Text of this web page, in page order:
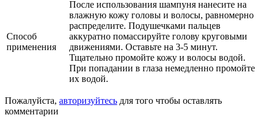
Способ
применения
После использования шампуня нанесите на
влажную кожу головы и волосы, равномерно
распределите. Подушечками пальцев
аккуратно помассируйте голову круговыми
движениями. Оставьте на 3-5 минут.
Тщательно промойте кожу и волосы водой.
При попадании в глаза немедленно промойте
их водой.
Пожалуйста, авторизуйтесь для того чтобы оставлять
комментарии